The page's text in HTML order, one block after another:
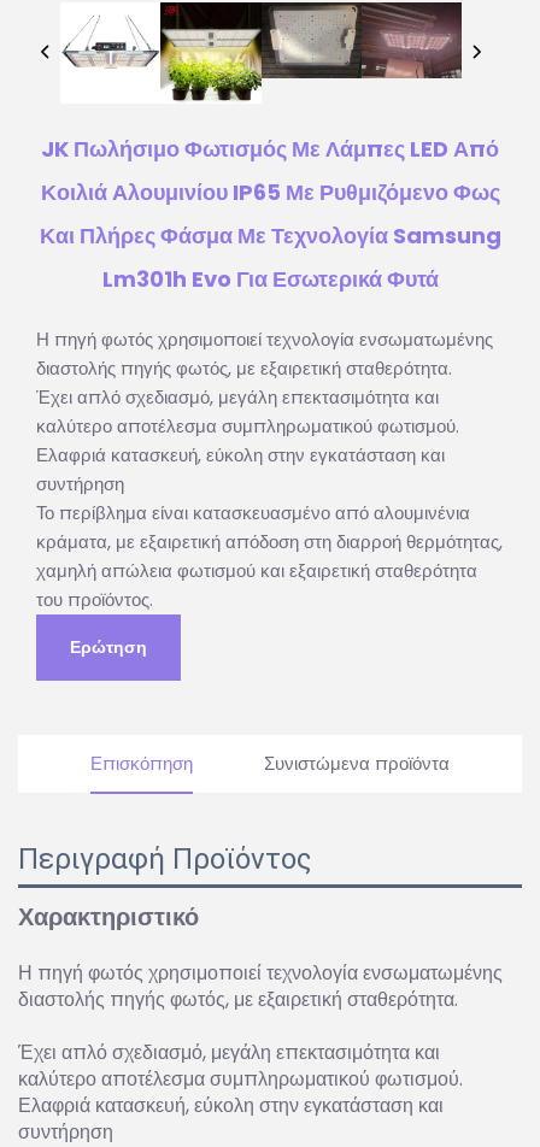
JK Πωλήσιμο Φωτισμός Με Λάμπες LED Από
Κοιλιά Αλουμινίου IP65 Με Ρυθμιζόμενο Φως
Και Πλήρες Φάσμα Με Τεχνολογία Samsung
Lm301h Evo Για Εσωτερικά Φυτά
Η πηγή φωτός χρησιμοποιεί τεχνολογία ενσωματωμένης
διαστολής πηγής φωτός, με εξαιρετική σταθερότητα.
Έχει απλό σχεδιασμό, μεγάλη επεκτασιμότητα και
καλύτερο αποτέλεσμα συμπληρωματικού φωτισμού.
Ελαφριά κατασκευή, εύκολη στην εγκατάσταση και
συντήρηση
Το περίβλημα είναι κατασκευασμένο από αλουμινένια
κράματα, με εξαιρετική απόδοση στη διαρροή θερμότητας,
χαμηλή απώλεια φωτισμού και εξαιρετική σταθερότητα
του προϊόντος.
Ερώτηση
Επισκόπηση Συνιστώμενα προϊόντα
Περιγραφή Προϊόντος
Χαρακτηριστικό
Η πηγή φωτός χρησιμοποιεί τεχνολογία ενσωματωμένης
διαστολής πηγής φωτός, με εξαιρετική σταθερότητα.
Έχει απλό σχεδιασμό, μεγάλη επεκτασιμότητα και
καλύτερο αποτέλεσμα συμπληρωματικού φωτισμού.
Ελαφριά κατασκευή, εύκολη στην εγκατάσταση και
συντήρηση